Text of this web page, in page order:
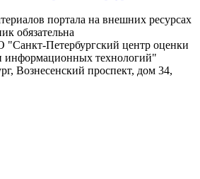
портала на внешних ресурсах
обязательна
Петербургский центр оценки
информационных технологий"
Вознесенский проспект, дом 34,